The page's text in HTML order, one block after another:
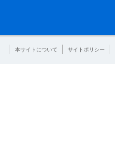
本サイトについて サイトポリシー